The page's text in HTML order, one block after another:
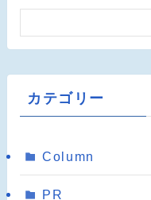
カテゴリー
Column
PR